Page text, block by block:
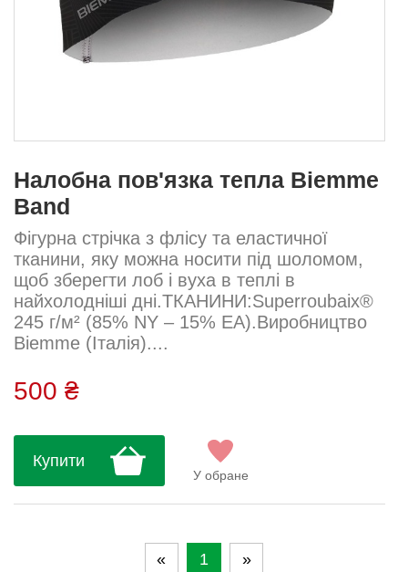
Налобна пов'язка тепла Biemme
Band
Фігурна стрічка з флісу та еластичної
тканини, яку можна носити під шоломом,
щоб зберегти лоб і вуха в теплі в
найхолодніші дні.ТКАНИНИ:Superroubaix®
245 г/м² (85% NY – 15% EA).Виробництво
Biemme (Італія)....
500 ₴
Купити
У обране
« 1 »